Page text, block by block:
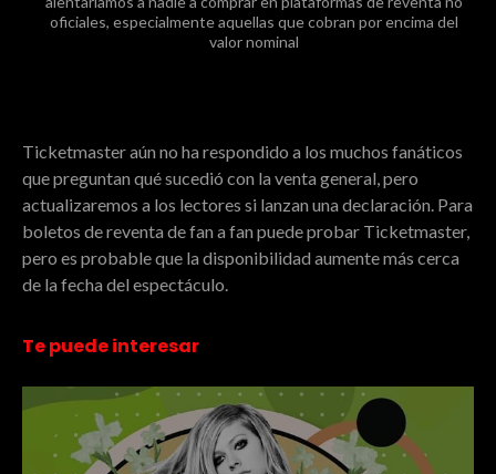
oficiales, especialmente aquellas que cobran por encima del
valor nominal
Ticketmaster aún no ha respondido a los muchos fanáticos
que preguntan qué sucedió con la venta general, pero
actualizaremos a los lectores si lanzan una declaración. Para
boletos de reventa de fan a fan puede probar Ticketmaster,
pero es probable que la disponibilidad aumente más cerca
de la fecha del espectáculo.
Te puede interesar